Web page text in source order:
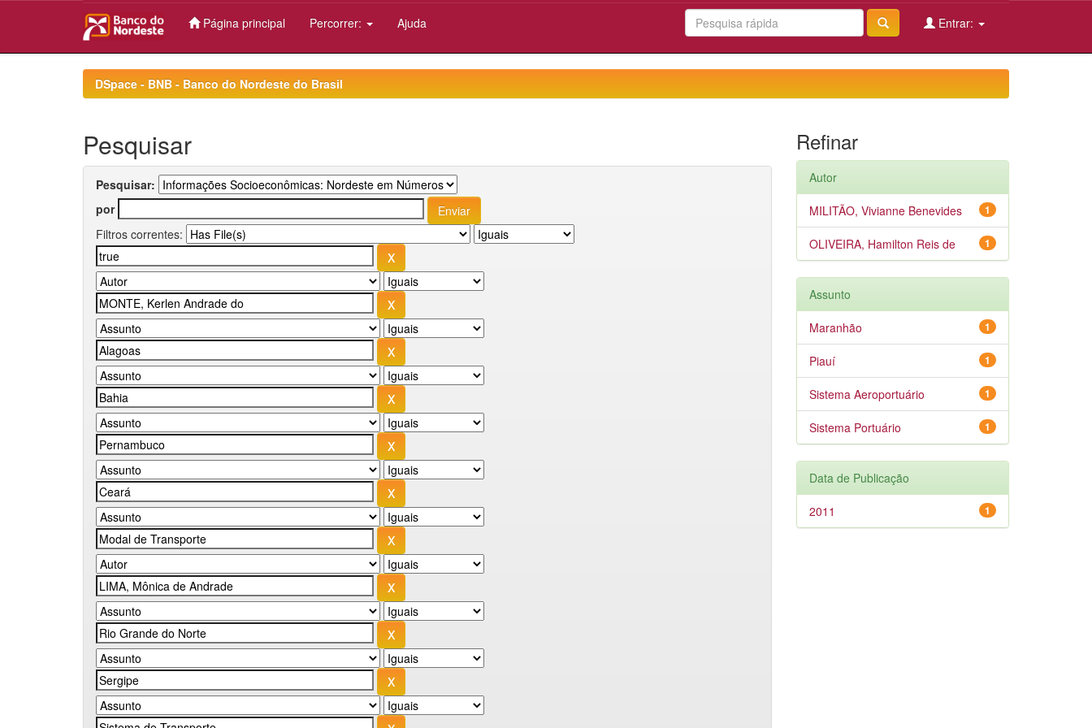
Página principal Percorrer: Ajuda Entrar:
DSpace - BNB - Banco do Nordeste do Brasil
Pesquisar
Pesquisar:
por
Filtros correntes:
Refinar
Autor
1
MILITÃO, Vivianne Benevides
1
OLIVEIRA, Hamilton Reis de
Assunto
1
Maranhão
1
Piauí
1
Sistema Aeroportuário
1
Sistema Portuário
Data de Publicação
1
2011